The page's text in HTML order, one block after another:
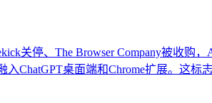
关停、The Browser Company被收购
ChatGPT桌面端和Chrome扩展。这标